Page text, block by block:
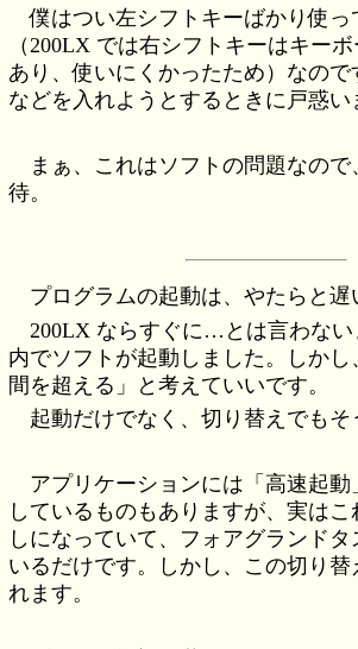
僕はつい左シフトキーばかり使
（200LX では右シフトキーはキー
あり、使いにくかったため）なので
などを入れようとするときに戸惑い
まぁ、これはソフトの問題なの
待。
プログラムの起動は、やたらと遅
200LX ならすぐに…とは言わない
内でソフトが起動しました。しかし
間を超える」と考えていいです。
起動だけでなく、切り替えでもそ
アプリケーションには「高速起
しているものもありますが、実は
しになっていて、フォアグランド
いるだけです。しかし、この切り替
れます。